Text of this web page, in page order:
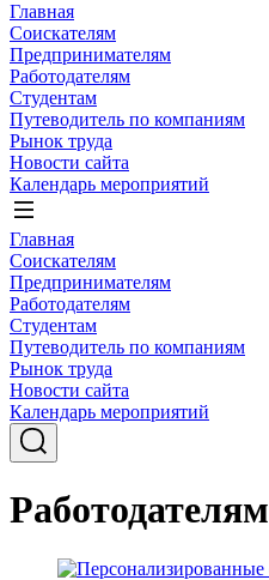
Главная
Соискателям
Предпринимателям
Работодателям
Студентам
Путеводитель по компаниям
Рынок труда
Новости сайта
Календарь мероприятий
Главная
Соискателям
Предпринимателям
Работодателям
Студентам
Путеводитель по компаниям
Рынок труда
Новости сайта
Календарь мероприятий
Работодателям